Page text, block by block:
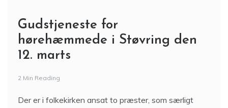
Gudstjeneste for
hørehæmmede i Støvring den
12. marts
2 Min Reading
Der er i folkekirken ansat to præster, som særligt